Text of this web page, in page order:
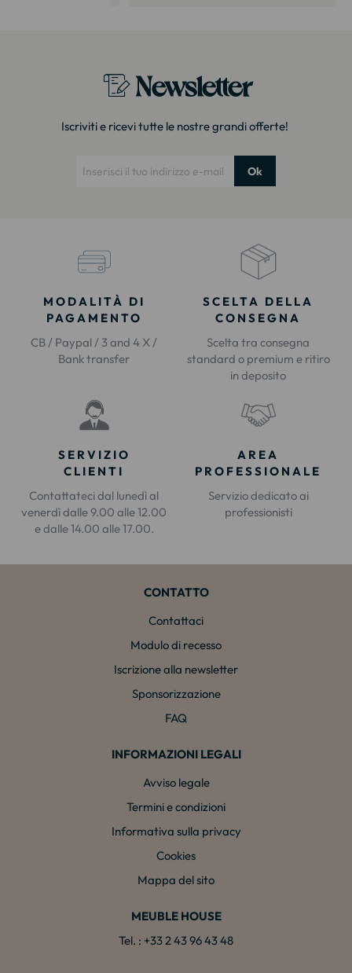
Newsletter
Iscriviti e ricevi tutte le nostre grandi offerte!
Ok
MODALITÀ DI
PAGAMENTO
CB / Paypal / 3 and 4 X /
Bank transfer
SCELTA DELLA
CONSEGNA
Scelta tra consegna
standard o premium e ritiro
in deposito
SERVIZIO
CLIENTI
Contattateci dal lunedì al
venerdì dalle 9.00 alle 12.00
e dalle 14.00 alle 17.00.
AREA
PROFESSIONALE
Servizio dedicato ai
professionisti
CONTATTO
Contattaci
Modulo di recesso
Iscrizione alla newsletter
Sponsorizzazione
FAQ
INFORMAZIONI LEGALI
Avviso legale
Termini e condizioni
Informativa sulla privacy
Cookies
Mappa del sito
MEUBLE HOUSE
Tel. : +33 2 43 96 43 48